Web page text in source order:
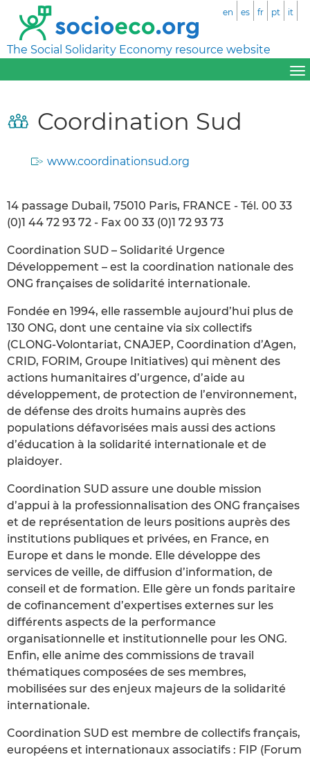
The Social Solidarity Economy resource website
en es fr pt it
Coordination Sud
www.coordinationsud.org
14 passage Dubail, 75010 Paris, FRANCE - Tél. 00 33
(0)1 44 72 93 72 - Fax 00 33 (0)1 72 93 73
Coordination SUD – Solidarité Urgence
Développement – est la coordination nationale des
ONG françaises de solidarité internationale.
Fondée en 1994, elle rassemble aujourd’hui plus de
130 ONG, dont une centaine via six collectifs
(CLONG-Volontariat, CNAJEP, Coordination d’Agen,
CRID, FORIM, Groupe Initiatives) qui mènent des
actions humanitaires d’urgence, d’aide au
développement, de protection de l’environnement,
de défense des droits humains auprès des
populations défavorisées mais aussi des actions
d’éducation à la solidarité internationale et de
plaidoyer.
Coordination SUD assure une double mission
d’appui à la professionnalisation des ONG françaises
et de représentation de leurs positions auprès des
institutions publiques et privées, en France, en
Europe et dans le monde. Elle développe des
services de veille, de diffusion d’information, de
conseil et de formation. Elle gère un fonds paritaire
de cofinancement d’expertises externes sur les
différents aspects de la performance
organisationnelle et institutionnelle pour les ONG.
Enfin, elle anime des commissions de travail
thématiques composées de ses membres,
mobilisées sur des enjeux majeurs de la solidarité
internationale.
Coordination SUD est membre de collectifs français,
européens et internationaux associatifs : FIP (Forum